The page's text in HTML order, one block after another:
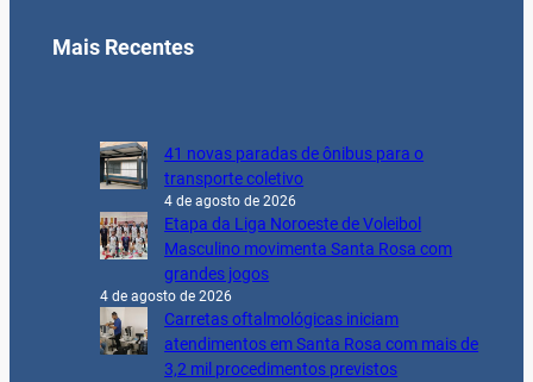
Mais Recentes
41 novas paradas de ônibus para o
transporte coletivo
4 de agosto de 2026
Etapa da Liga Noroeste de Voleibol
Masculino movimenta Santa Rosa com
grandes jogos
4 de agosto de 2026
Carretas oftalmológicas iniciam
atendimentos em Santa Rosa com mais de
3,2 mil procedimentos previstos